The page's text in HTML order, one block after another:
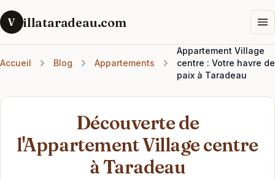
V illataradeau.com
Accueil Blog Appartements
Appartement Village
centre : Votre havre de
paix à Taradeau
Découverte de
l'Appartement Village centre
à Taradeau